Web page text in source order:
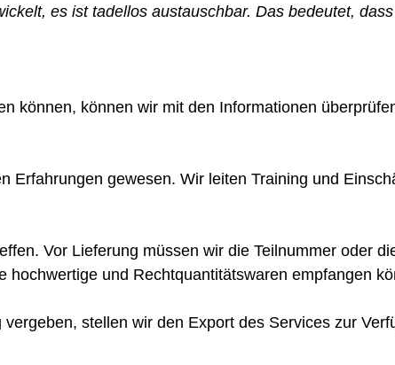
es ist tadellos austauschbar. Das bedeutet,
können, können wir mit den Informationen
gewesen. Wir leiten Training und
Vor Lieferung müssen wir die Teilnummer oder
und Rechtquantitätswaren empfangen
stellen wir den Export des Services zur